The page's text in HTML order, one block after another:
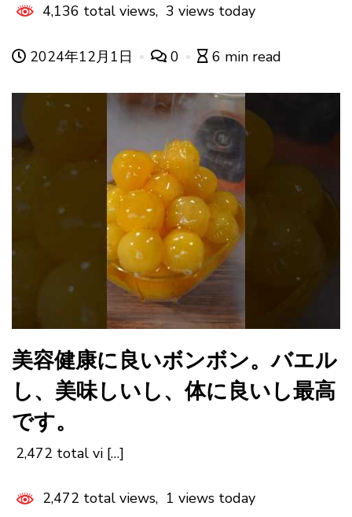
4,136 total views, 3 views today
2024年12月1日 0 6 min read
美容健康に良いボンボン。バエル
し、美味しいし、体に良いし最高
です。
2,472 total vi […]
2,472 total views, 1 views today